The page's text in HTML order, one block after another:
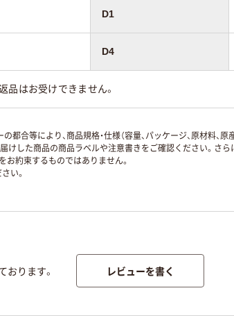
D1
D4
品はお受けできません。
合等により、商品規格・仕様（容量、パッケージ、原材料、
した商品の商品ラベルや注意書きをご確認ください。さ
お約束するものではありません。
い。
ります。 レビューを書く